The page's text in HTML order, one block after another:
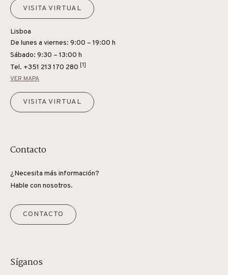
VISITA VIRTUAL
Lisboa
De lunes a viernes: 9:00 – 19:00 h
Sábado: 9:30 – 13:00 h
Tel. +351 213 170 280 [1]
VER MAPA
VISITA VIRTUAL
Contacto
¿Necesita más información?
Hable con nosotros.
CONTACTO
Síganos